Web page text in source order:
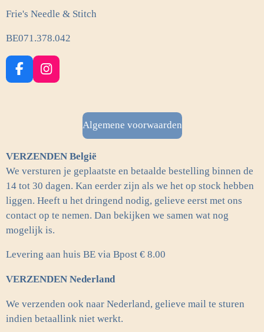
Frie's Needle & Stitch
BE071.378.042
F
a
k
I
n
a
m
Algemene voorwaarden
VERZENDEN België
We versturen je geplaatste en betaalde bestelling binnen de
14 tot 30 dagen. Kan eerder zijn als we het op stock hebben
liggen. Heeft u het dringend nodig, gelieve eerst met ons
contact op te nemen. Dan bekijken we samen wat nog
mogelijk is.
Levering aan huis BE via Bpost € 8.00
VERZENDEN Nederland
We verzenden ook naar Nederland, gelieve mail te sturen
indien betaallink niet werkt.